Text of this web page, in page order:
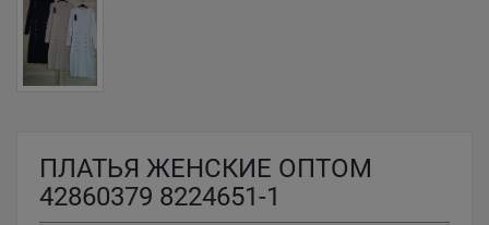
ПЛАТЬЯ ЖЕНСКИЕ ОПТОМ
42860379 8224651-1